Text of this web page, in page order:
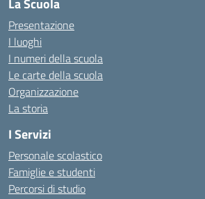
La Scuola
Presentazione
I luoghi
I numeri della scuola
Le carte della scuola
Organizzazione
La storia
I Servizi
Personale scolastico
Famiglie e studenti
Percorsi di studio